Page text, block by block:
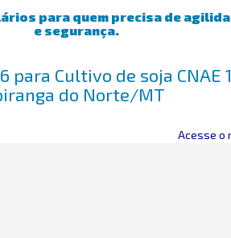
para quem precisa de
e segurança.
para Cultivo de soja CNAE
do Norte/MT
Acesse o